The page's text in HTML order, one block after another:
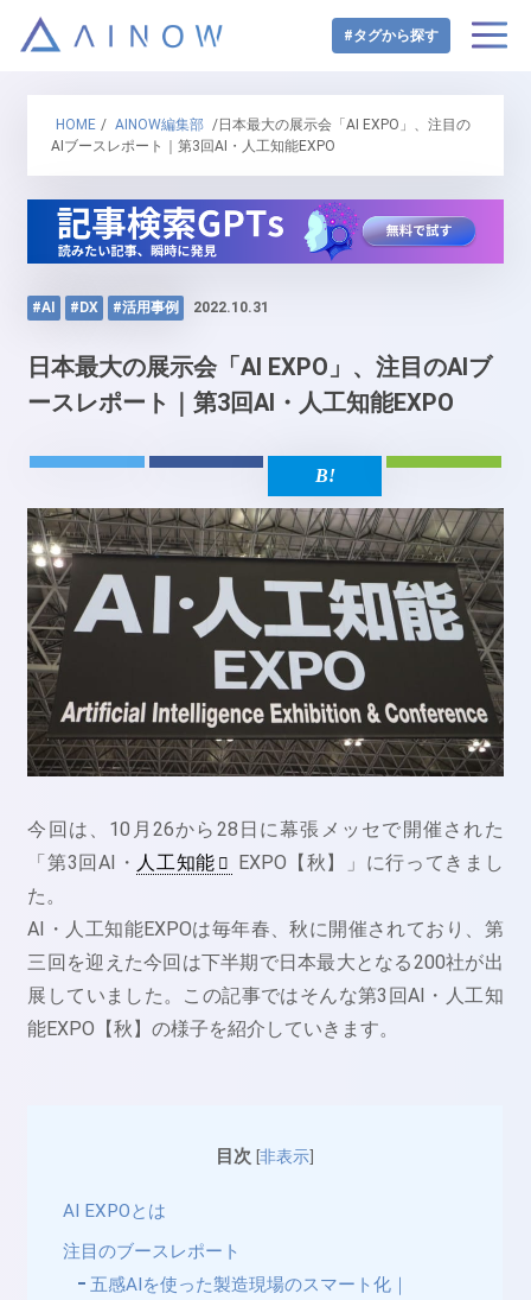
#タグから探す
HOME / AINOW編集部 /日本最大の展示会「AI EXPO」、注目の
AIブースレポート｜第3回AI・人工知能EXPO
#AI #DX #活用事例 2022.10.31
日本最大の展示会「AI EXPO」、注目のAIブ
ースレポート｜第3回AI・人工知能EXPO
今回は、10月26から28日に幕張メッセで開催された
「第3回AI・ 人工知能
EXPO【秋】」に行ってきまし
た。
AI・人工知能EXPOは毎年春、秋に開催されており、第
三回を迎えた今回は下半期で日本最大となる200社が出
展していました。この記事ではそんな第3回AI・人工知
能EXPO【秋】の様子を紹介していきます。
目次 [非表示]
AI EXPOとは
注目のブースレポート
五感AIを使った製造現場のスマート化｜